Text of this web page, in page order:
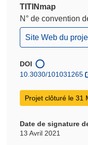
TITINmap
N° de convention
(s’ouvre
dans
nouvelle
fenêtre)
Site Web du
DOI
10.3030/101031265
Projet clôturé le 31
Date de signature
13 Avril 2021